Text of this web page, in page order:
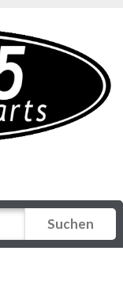
Suchen